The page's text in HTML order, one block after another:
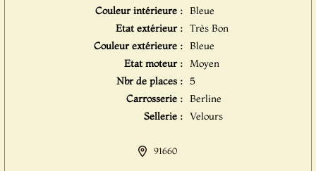
Couleur intérieure : Bleue
Etat extérieur : Très Bon
Couleur extérieure : Bleue
Etat moteur : Moyen
Nbr de places : 5
Carrosserie : Berline
Sellerie : Velours
91660